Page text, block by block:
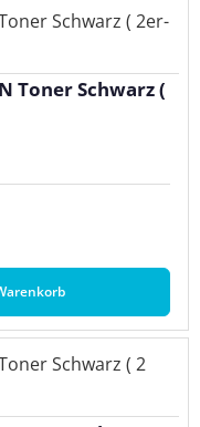
Toner Schwarz (